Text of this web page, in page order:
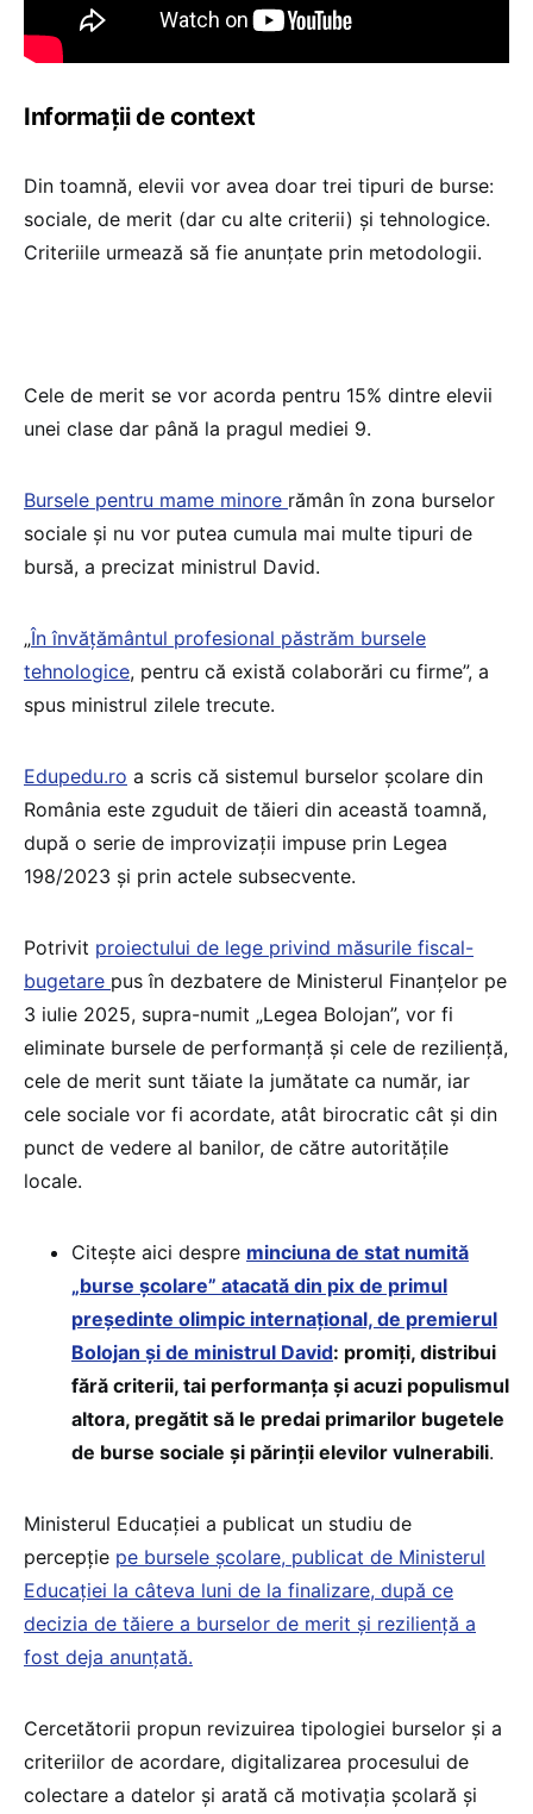
Informații de context
Din toamnă, elevii vor avea doar trei tipuri de burse:
sociale, de merit (dar cu alte criterii) și tehnologice.
Criteriile urmează să fie anunțate prin metodologii.
Cele de merit se vor acorda pentru 15% dintre elevii
unei clase dar până la pragul mediei 9.
Bursele pentru mame minore rămân în zona burselor
sociale și nu vor putea cumula mai multe tipuri de
bursă, a precizat ministrul David.
„În învățământul profesional păstrăm bursele
tehnologice, pentru că există colaborări cu firme”, a
spus ministrul zilele trecute.
Edupedu.ro a scris că sistemul burselor școlare din
România este zguduit de tăieri din această toamnă,
după o serie de improvizații impuse prin Legea
198/2023 și prin actele subsecvente.
Potrivit proiectului de lege privind măsurile fiscal-
bugetare pus în dezbatere de Ministerul Finanțelor pe
3 iulie 2025, supra-numit „Legea Bolojan”, vor fi
eliminate bursele de performanță și cele de reziliență,
cele de merit sunt tăiate la jumătate ca număr, iar
cele sociale vor fi acordate, atât birocratic cât și din
punct de vedere al banilor, de către autoritățile
locale.
Citește aici despre minciuna de stat numită
„burse școlare” atacată din pix de primul
președinte olimpic internațional, de premierul
Bolojan și de ministrul David: promiți, distribui
fără criterii, tai performanța și acuzi populismul
altora, pregătit să le predai primarilor bugetele
de burse sociale și părinții elevilor vulnerabili.
Ministerul Educației a publicat un studiu de
percepție pe bursele școlare, publicat de Ministerul
Educației la câteva luni de la finalizare, după ce
decizia de tăiere a burselor de merit și reziliență a
fost deja anunțată.
Cercetătorii propun revizuirea tipologiei burselor și a
criteriilor de acordare, digitalizarea procesului de
colectare a datelor și arată că motivația școlară și